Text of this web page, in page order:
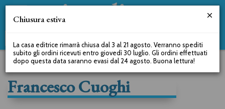
Francesco Cuoghi
Chiusura estiva
La casa editrice rimarrà chiusa dal 3 al 21 agosto. Verranno spediti
subito gli ordini ricevuti entro giovedì 30 luglio. Gli ordini effettuati
dopo questa data saranno evasi dal 24 agosto. Buona lettura!